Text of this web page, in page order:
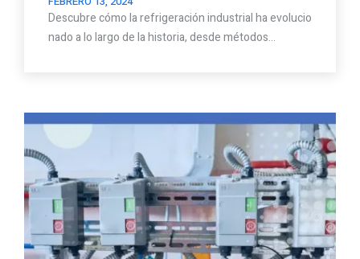
Descubre cómo la refrigeración industrial ha evolucio
nado a lo largo de la historia, desde métodos…